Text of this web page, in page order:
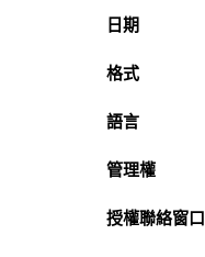
日期
格式
語言
管理權
授權聯絡窗口